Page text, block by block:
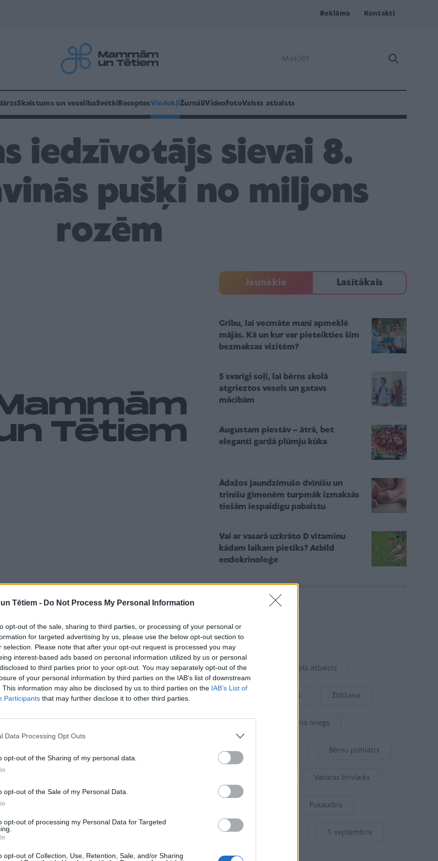
Tētiem - Do Not Process My Personal Information
opt-out of the sale, sharing to third parties, or processing of your personal or
for targeted advertising by us, please use the below opt-out section to
selection. Please note that after your opt-out request is processed you may
interest-based ads based on personal information utilized by us or personal
to third parties prior to your opt-out. You may separately opt-out of the
of your personal information by third parties on the IAB’s list of downstream
This information may also be disclosed by us to third parties on the IAB’s List of
Participants that may further disclose it to other third parties.
Data Processing Opt Outs
opt-out of the Sharing of my personal data.
opt-out of the Sale of my Personal Data.
opt-out of processing my Personal Data for Targeted
opt-out of Collection, Use, Retention, Sale, and/or Sharing
Reklāma Kontakti
Skaistums un veselībaSvētki ReceptesViedokļiŽurnāliVideo FotoValsts atbalsts
iedzīvotājs sievai 8.
pušķi no miljons
rozēm
nolēmis savai sievai 8. martā uzdāvinat puķu
izdevums "Ekspress K".Pēc izdevuma rīcībā
pasūtīt šādu puķu daudzuma pēc tam, kad
pasūtījums miljonam rožu, apgalvoja, ka
piegāde tieši no Holandes."Visasa rozes būs no
garuma, speciāli atlasītas", - apgalvoja veikaliņa
noskaidrojis, ka vīrietis jau veicis
tas izdarīts, un vai idosies rozes piegādāt laikā,
ka pasūtītājam piešķirta liela atlaide, tomēr,
miljons rožu, viņa neprecizēja.
vienas rozes cena ir no 500 līdz 1000 kazahu
parastas matemātiskas darbības, var
apmēram 3 miljonus latu,vai nedaudz mazāk,
atlaide.
Jaunākie Lasītākais
Gribu, lai vecmāte mani apmeklē
mājās. Kā un kur var pieteikties šīm
bezmaksas vizītēm?
5 svarīgi soļi, lai bērns skolā
atgrieztos vesels un gatavs
mācībām
Augustam piestāv – ātrā, bet
eleganti gardā plūmju kūka
Ādažos jaundzimušo dvīnīšu un
trīnīšu ģimenēm turpmāk izmaksās
tiešām iespaidīgu pabalstu
Vai ar vasarā uzkrāto D vitamīnu
kādam laikam pietiks? Atbild
endokrinoloģe
Vairāk rakstu
Aktuāli
Ukraina Valsts atbalsts
Kur šodien atpūsties Zīdīšana
Bērna miegs
Mākslīgais intelekts Bērnu psihiatrs
Vasaras brīvlaiks
Pusaudzis
Gatavošanās skolai 1. septembris